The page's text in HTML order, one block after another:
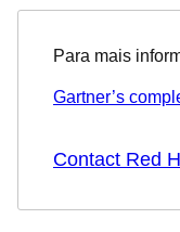
Para mais
Gartner’s
Contact Red